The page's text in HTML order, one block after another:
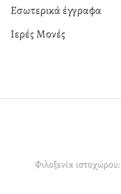
Εσωτερικά έγγραφα
Ιερές Μονές
Φιλοξενία ιστοχώρου: